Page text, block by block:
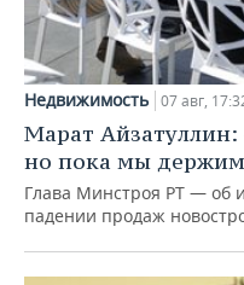
Недвижимость 07 авг,
Марат Айзатуллин:
но пока мы
Глава Минстроя РТ — об
падении продаж